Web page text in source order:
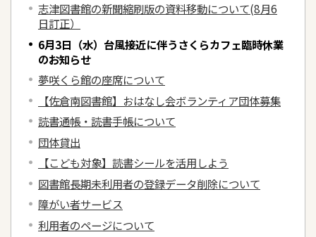
志津図書館の新聞縮刷版の資料移動について(8月6
日訂正）
6月3日（水）台風接近に伴うさくらカフェ臨時休業
のお知らせ
夢咲くら館の座席について
【佐倉南図書館】おはなし会ボランティア団体募集
読書通帳・読書手帳について
団体貸出
【こども対象】読書シールを活用しよう
図書館長期未利用者の登録データ削除について
障がい者サービス
利用者のページについて